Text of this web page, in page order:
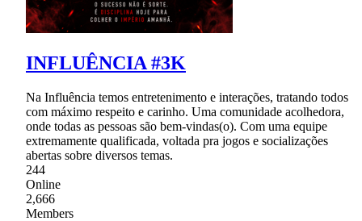
INFLUÊNCIA #3K
Na Influência temos entretenimento e interações, tratando todos
com máximo respeito e carinho. Uma comunidade acolhedora,
onde todas as pessoas são bem-vindas(o). Com uma equipe
extremamente qualificada, voltada pra jogos e socializações
abertas sobre diversos temas.
244
Online
2,666
Members